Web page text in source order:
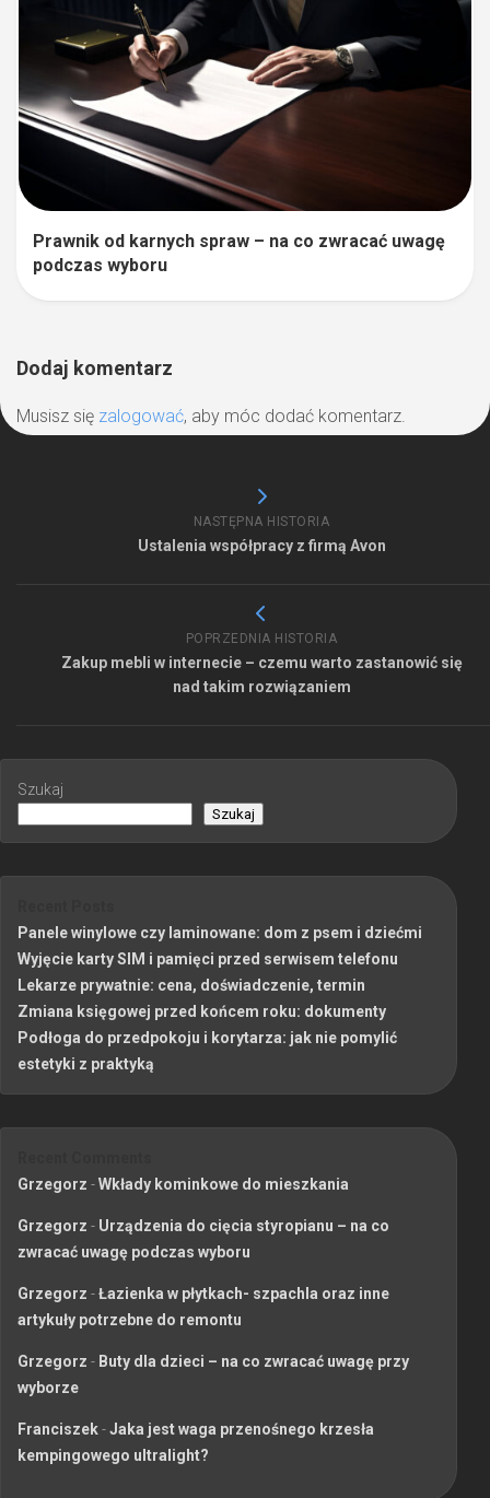
Prawnik od karnych spraw – na co zwracać uwagę
podczas wyboru
Dodaj komentarz
Musisz się zalogować, aby móc dodać komentarz.
NASTĘPNA HISTORIA
Ustalenia współpracy z firmą Avon
POPRZEDNIA HISTORIA
Zakup mebli w internecie – czemu warto zastanowić się
nad takim rozwiązaniem
Szukaj
Szukaj
Panele winylowe czy laminowane: dom z psem i dziećmi
Wyjęcie karty SIM i pamięci przed serwisem telefonu
Lekarze prywatnie: cena, doświadczenie, termin
Zmiana księgowej przed końcem roku: dokumenty
Podłoga do przedpokoju i korytarza: jak nie pomylić
estetyki z praktyką
Grzegorz -Wkłady kominkowe do mieszkania
Grzegorz - Urządzenia do cięcia styropianu – na co
zwracać uwagę podczas wyboru
Grzegorz -Łazienka w płytkach- szpachla oraz inne
artykuły potrzebne do remontu
Grzegorz - Buty dla dzieci – na co zwracać uwagę przy
wyborze
Franciszek-Jaka jest waga przenośnego krzesła
kempingowego ultralight?